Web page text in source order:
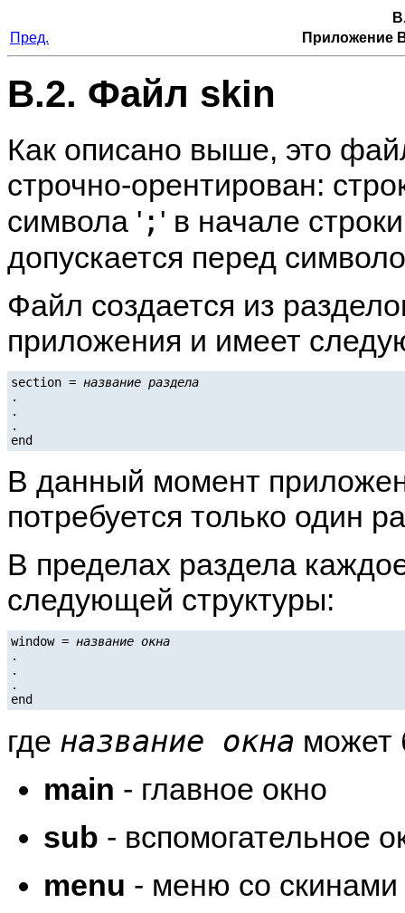
Пред.
Приложение
B.2. Файл skin
Как описано выше, это
строчно-орентирован:
символа ' ; ' в начале
допускается перед
Файл создается из
приложения и имеет
section = название раздела
.
.
.
В данный момент
потребуется только один
В пределах раздела
следующей структуры:
window = название окна
.
.
.
где название окна может
main - главное окно
sub - вспомогательное
menu - меню со скинами